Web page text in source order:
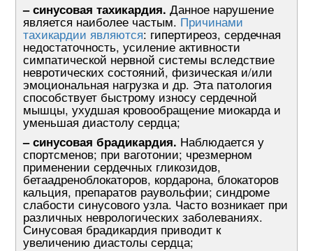
– синусовая тахикардия. Данное нарушение
является наиболее частым.Причинами
тахикардии являются: гипертиреоз, сердечная
недостаточность, усиление активности
симпатической нервной системы вследствие
невротических состояний, физическая и/или
эмоциональная нагрузка и др. Эта патология
способствует быстрому износу сердечной
мышцы, ухудшая кровообращение миокарда и
уменьшая диастолу сердца;
– синусовая брадикардия. Наблюдается у
спортсменов; при ваготонии; чрезмерном
применении сердечных гликозидов,
бетаадреноблокаторов, кордарона, блокаторов
кальция, препаратов раувольфии; синдроме
слабости синусового узла. Часто возникает при
различных неврологических заболеваниях.
Синусовая брадикардия приводит к
увеличению диастолы сердца;